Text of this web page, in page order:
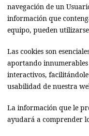
navegación de un
información que
equipo, pueden
Las cookies son
aportando
interactivos,
usabilidad de nuestra
La información que le
ayudará a comprender